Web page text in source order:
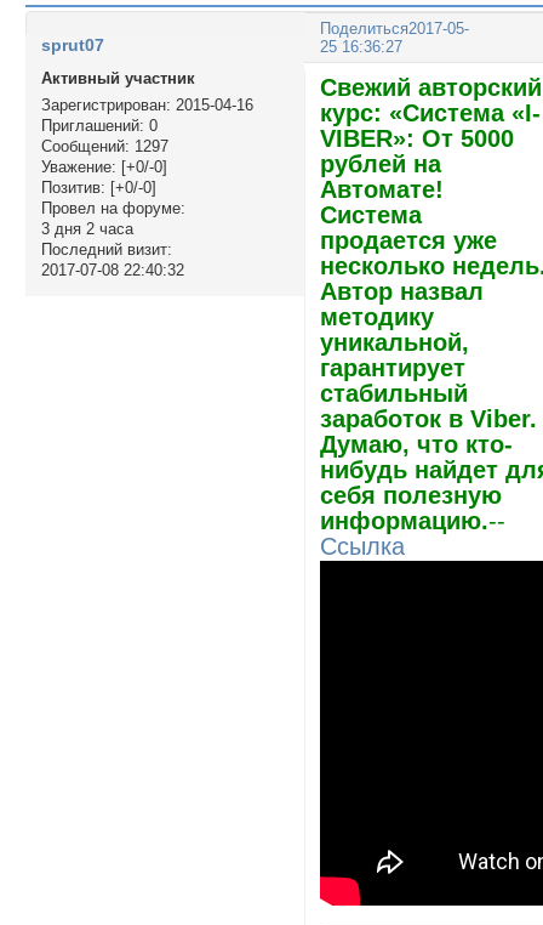
Поделиться2017-05-
25 16:36:27
sprut07
Активный участник
Зарегистрирован: 2015-04-16
Приглашений: 0
Сообщений: 1297
Уважение: [+0/-0]
Позитив: [+0/-0]
Провел на форуме:
3 дня 2 часа
Последний визит:
2017-07-08 22:40:32
Свежий авторский
курс: «Система «I-
VIBER»: От 5000
рублей на
Автомате!
Система
продается уже
несколько
Автор назвал
методику
уникальной,
гарантирует
стабильный
заработок в Viber.
Думаю, что кто-
нибудь найдет
себя полезную
информацию.--
Ссылка